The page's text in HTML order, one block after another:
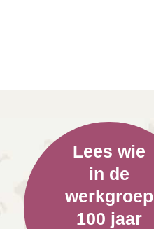
Lees wie
in de
werkgroep
100 jaar